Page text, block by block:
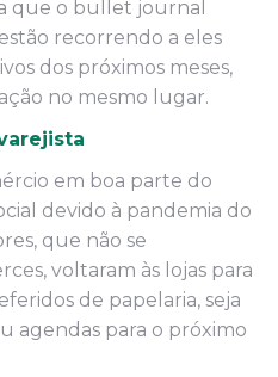
que o bullet journal
recorrendo a eles
dos próximos meses,
no mesmo lugar.
em boa parte do
devido à pandemia do
que não se
voltaram às lojas para
de papelaria, seja
agendas para o próximo